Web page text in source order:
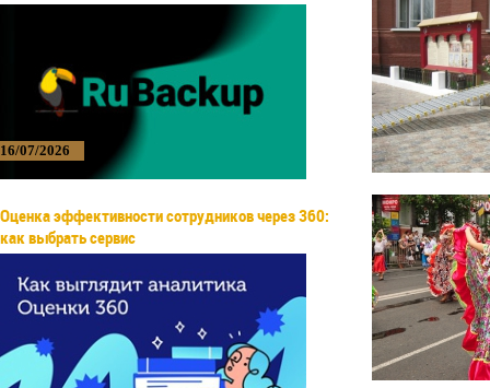
16/07/2026
Оценка эффективности сотрудников через 360:
как выбрать сервис